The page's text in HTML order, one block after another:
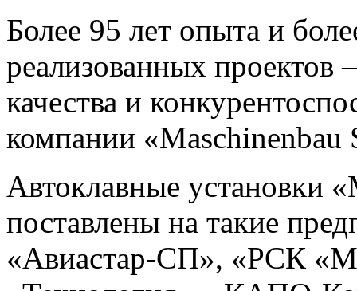
Более 95 лет опыта и
реализованных проектов
качества и
компании «Maschinenbau
Автоклавные установки
поставлены на такие
«Авиастар-СП», «РСК